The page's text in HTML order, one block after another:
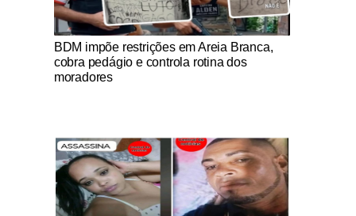
Notícias Católicas
BDM impõe restrições em Areia Branca,
cobra pedágio e controla rotina dos
moradores